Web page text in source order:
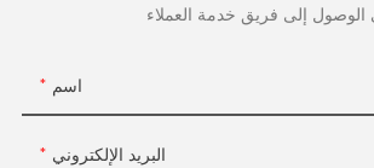
اسم
البريد الإلكتروني